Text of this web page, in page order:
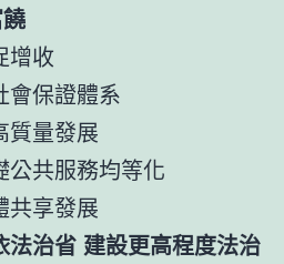
增收
會保證體系
質量發展
公共服務均等化
共享發展
法治省 建設更高程度法治